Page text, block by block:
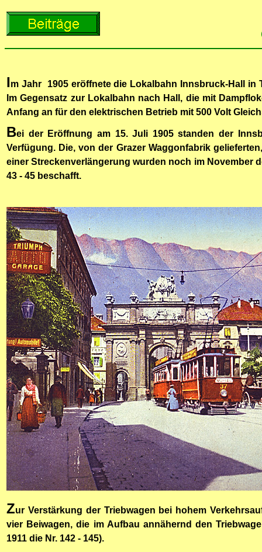
Im Jahr 1905 eröffnete die Lokalbahn Innsbruck-Hall in
Im Gegensatz zur Lokalbahn nach Hall, die mit
Anfang an für den elektrischen Betrieb mit 500 Volt
Bei der Eröffnung am 15. Juli 1905 standen der
Verfügung. Die, von der Grazer Waggonfabrik
einer Streckenverlängerung wurden noch im November
43 - 45 beschafft.
Zur Verstärkung der Triebwagen bei hohem
vier Beiwagen, die im Aufbau annähernd den
1911 die Nr. 142 - 145).